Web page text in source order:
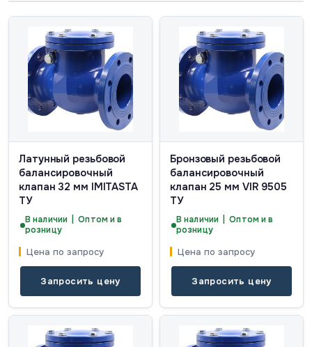
Латунный резьбовой
балансировочный
клапан 32 мм IMITASTA
ТУ
В наличии | Оптом и в
розницу
Цена по запросу
Запросить цену
Бронзовый резьбовой
балансировочный
клапан 25 мм VIR 9505
ТУ
В наличии | Оптом и в
розницу
Цена по запросу
Запросить цену